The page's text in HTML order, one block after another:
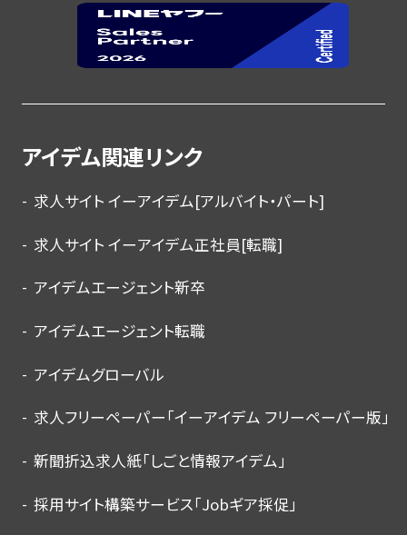
アイデム関連リンク
求人サイト イーアイデム[アルバイト・パート]
求人サイト イーアイデム正社員[転職]
アイデムエージェント新卒
アイデムエージェント転職
アイデムグローバル
求人フリーペーパー「イーアイデム フリーペーパー版」
新聞折込求人紙「しごと情報アイデム」
採用サイト構築サービス「Jobギア採促」